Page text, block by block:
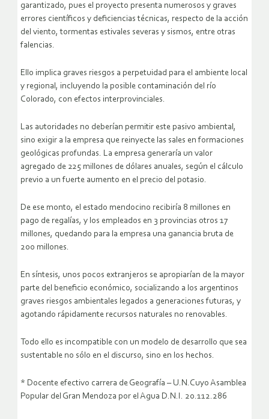
garantizado, pues el proyecto presenta numerosos y graves
errores científicos y deficiencias técnicas, respecto de la acción
del viento, tormentas estivales severas y sismos, entre otras
falencias.
Ello implica graves riesgos a perpetuidad para el ambiente local
y regional, incluyendo la posible contaminación del río
Colorado, con efectos interprovinciales.
Las autoridades no deberían permitir este pasivo ambiental,
sino exigir a la empresa que reinyecte las sales en formaciones
geológicas profundas. La empresa generaría un valor
agregado de 225 millones de dólares anuales, según el cálculo
previo a un fuerte aumento en el precio del potasio.
De ese monto, el estado mendocino recibiría 8 millones en
pago de regalías, y los empleados en 3 provincias otros 17
millones, quedando para la empresa una ganancia bruta de
200 millones.
En síntesis, unos pocos extranjeros se apropiarían de la mayor
parte del beneficio económico, socializando a los argentinos
graves riesgos ambientales legados a generaciones futuras, y
agotando rápidamente recursos naturales no renovables.
Todo ello es incompatible con un modelo de desarrollo que sea
sustentable no sólo en el discurso, sino en los hechos.
* Docente efectivo carrera de Geografía – U.N.Cuyo Asamblea
Popular del Gran Mendoza por el Agua D.N.I. 20.112.286